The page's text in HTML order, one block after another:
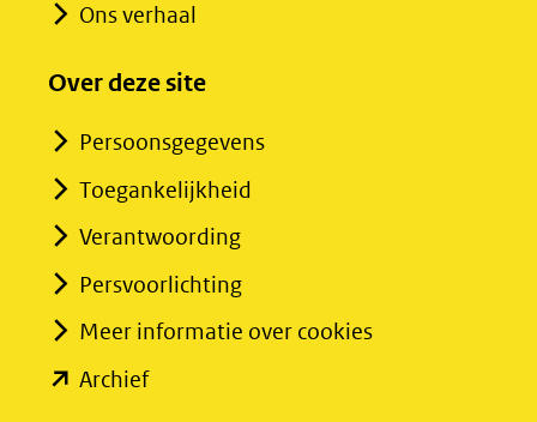
Ons verhaal
Over deze site
Persoonsgegevens
Toegankelijkheid
Verantwoording
Persvoorlichting
Meer informatie over cookies
Archief(opent